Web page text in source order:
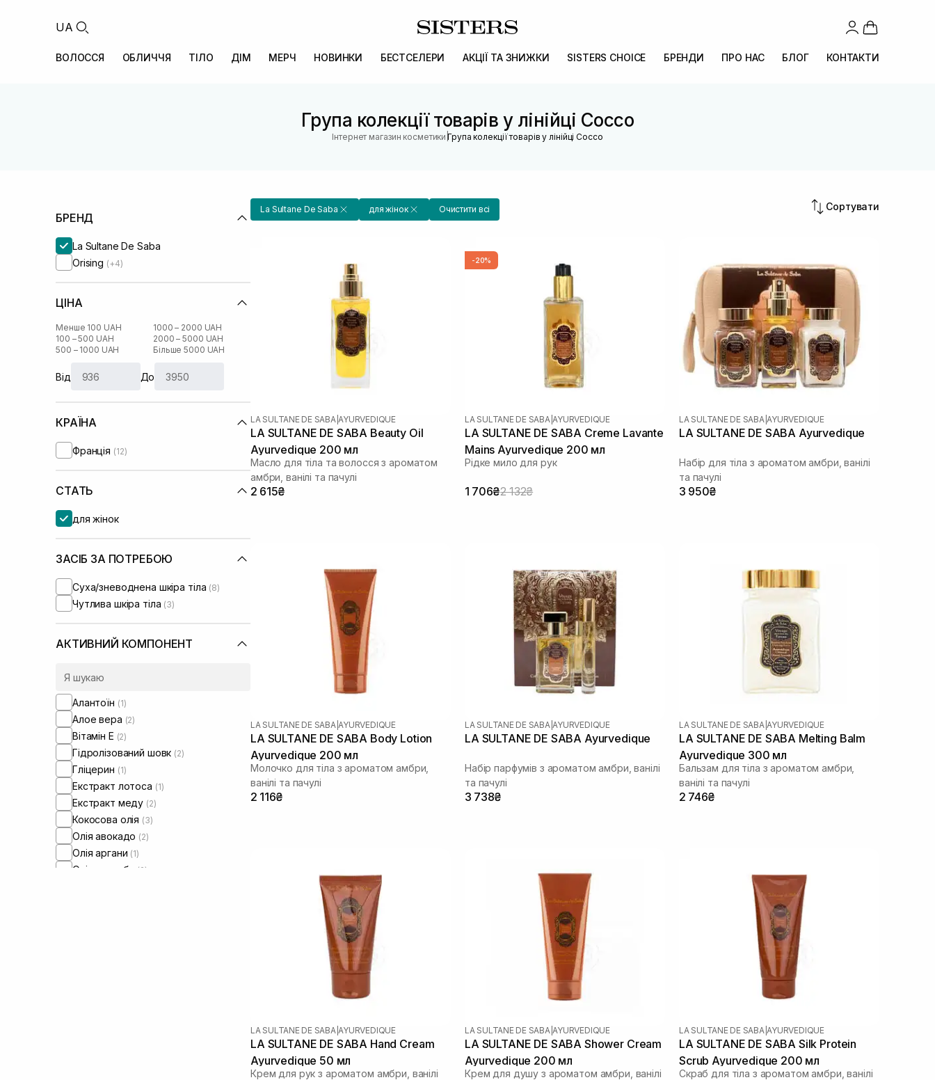
UA
ВОЛОССЯ ОБЛИЧЧЯ ТІЛО ДІМ МЕРЧ НОВИНКИ БЕСТСЕЛЕРИ АКЦІЇ ТА ЗНИЖКИ SISTERS CHOICE БРЕНДИ ПРО НАС БЛОГ КОНТАКТИ
Група колекції товарів у лінійці Cocco
Інтернет магазин косметики |Група колекції товарів у лінійці Cocco
БРЕНД
La Sultane De Saba
Orising (+4)
ЦІНА
Менше 100 UAH
100 – 500 UAH
500 – 1000 UAH
1000 – 2000 UAH
2000 – 5000 UAH
Більше 5000 UAH
Від До
КРАЇНА
Франція (12)
СТАТЬ
для жінок
ЗАСІБ ЗА ПОТРЕБОЮ
Суха/зневоднена шкіра тіла (8)
Чутлива шкіра тіла (3)
АКТИВНИЙ КОМПОНЕНТ
Алантоїн (1)
Алое вера (2)
Вітамін Е (2)
Гідролізований шовк (2)
Гліцерин (1)
Екстракт лотоса (1)
Екстракт меду (2)
Кокосова олія (3)
Олія авокадо (2)
Олія аргани (1)
Олія жожоба (2)
La Sultane De Saba для жінок Очистити всі Сортувати
LA SULTANE DE SABA AYURVEDIQUE
LA SULTANE DE SABA Beauty Oil
Ayurvedique 200 мл
Масло для тіла та волосся з ароматом
амбри, ванілі та пачулі
2 615₴
-20%
LA SULTANE DE SABA AYURVEDIQUE
LA SULTANE DE SABA Creme Lavante
Mains Ayurvedique 200 мл
Рідке мило для рук
1 706₴2 132₴
LA SULTANE DE SABA AYURVEDIQUE
LA SULTANE DE SABA Ayurvedique
Набір для тіла з ароматом амбри, ванілі
та пачулі
3 950₴
LA SULTANE DE SABA AYURVEDIQUE
LA SULTANE DE SABA Body Lotion
Ayurvedique 200 мл
Молочко для тіла з ароматом амбри,
ванілі та пачулі
2 116₴
LA SULTANE DE SABA AYURVEDIQUE
LA SULTANE DE SABA Ayurvedique
Набір парфумів з ароматом амбри, ванілі
та пачулі
3 738₴
LA SULTANE DE SABA AYURVEDIQUE
LA SULTANE DE SABA Melting Balm
Ayurvedique 300 мл
Бальзам для тіла з ароматом амбри,
ванілі та пачулі
2 746₴
LA SULTANE DE SABA AYURVEDIQUE
LA SULTANE DE SABA Hand Cream
Ayurvedique 50 мл
Крем для рук з ароматом амбри, ванілі
LA SULTANE DE SABA AYURVEDIQUE
LA SULTANE DE SABA Shower Cream
Ayurvedique 200 мл
Крем для душу з ароматом амбри, ванілі
LA SULTANE DE SABA AYURVEDIQUE
LA SULTANE DE SABA Silk Protein
Scrub Ayurvedique 200 мл
Скраб для тіла з ароматом амбри, ванілі